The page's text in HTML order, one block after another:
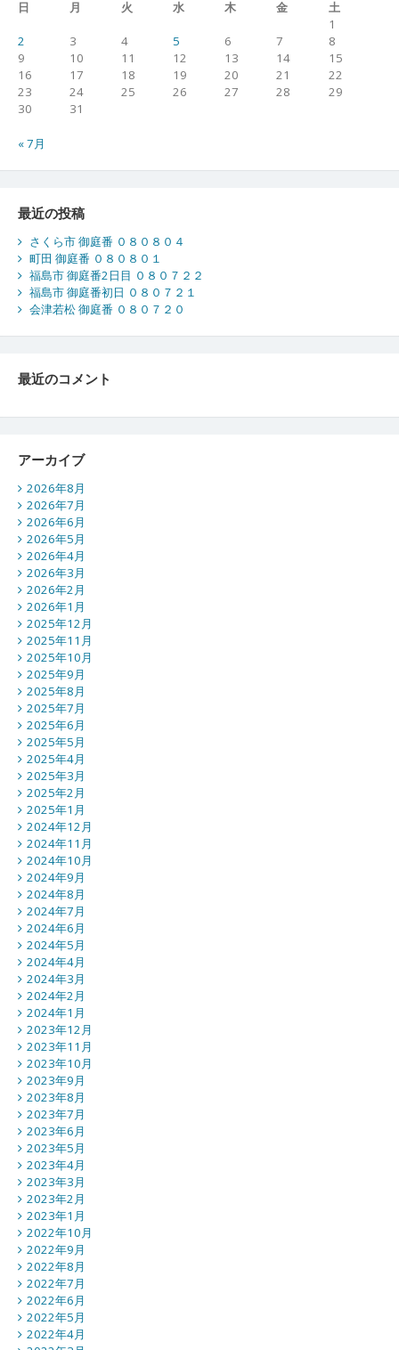
日 月 火 水 木 金
土
1
2
3 4 5 6 7
8
9
10 11 12 13 14
15
16
17 18 19 20 21
22
23
24 25 26 27 28
29
30
31
« 7月
最近の投稿
さくら市 御庭番 ０８０８０４
町田 御庭番 ０８０８０１
福島市 御庭番2日目 ０８０７２２
福島市 御庭番初日 ０８０７２１
会津若松 御庭番 ０８０７２０
最近のコメント
アーカイブ
2026年8月
2026年7月
2026年6月
2026年5月
2026年4月
2026年3月
2026年2月
2026年1月
2025年12月
2025年11月
2025年10月
2025年9月
2025年8月
2025年7月
2025年6月
2025年5月
2025年4月
2025年3月
2025年2月
2025年1月
2024年12月
2024年11月
2024年10月
2024年9月
2024年8月
2024年7月
2024年6月
2024年5月
2024年4月
2024年3月
2024年2月
2024年1月
2023年12月
2023年11月
2023年10月
2023年9月
2023年8月
2023年7月
2023年6月
2023年5月
2023年4月
2023年3月
2023年2月
2023年1月
2022年10月
2022年9月
2022年8月
2022年7月
2022年6月
2022年5月
2022年4月